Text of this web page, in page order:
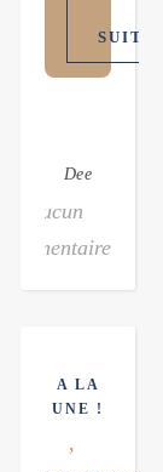
SUITE
Dee
Aucun
commentaire
A LA
UNE !
,